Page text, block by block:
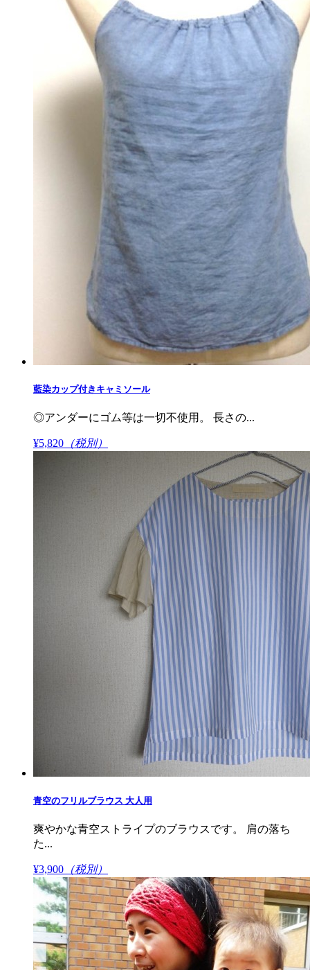
藍染カップ付きキャミソール
◎アンダーにゴム等は一切不使用。 長さの...
¥5,820 （税別）
青空のフリルブラウス 大人用
爽やかな青空ストライプのブラウスです。 肩の落ち
た...
¥3,900 （税別）